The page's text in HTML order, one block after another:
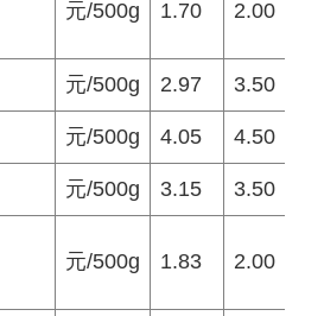
元/500g 1.70 2.00
元/500g 2.97 3.50
元/500g 4.05 4.50
元/500g 3.15 3.50
元/500g 1.83 2.00